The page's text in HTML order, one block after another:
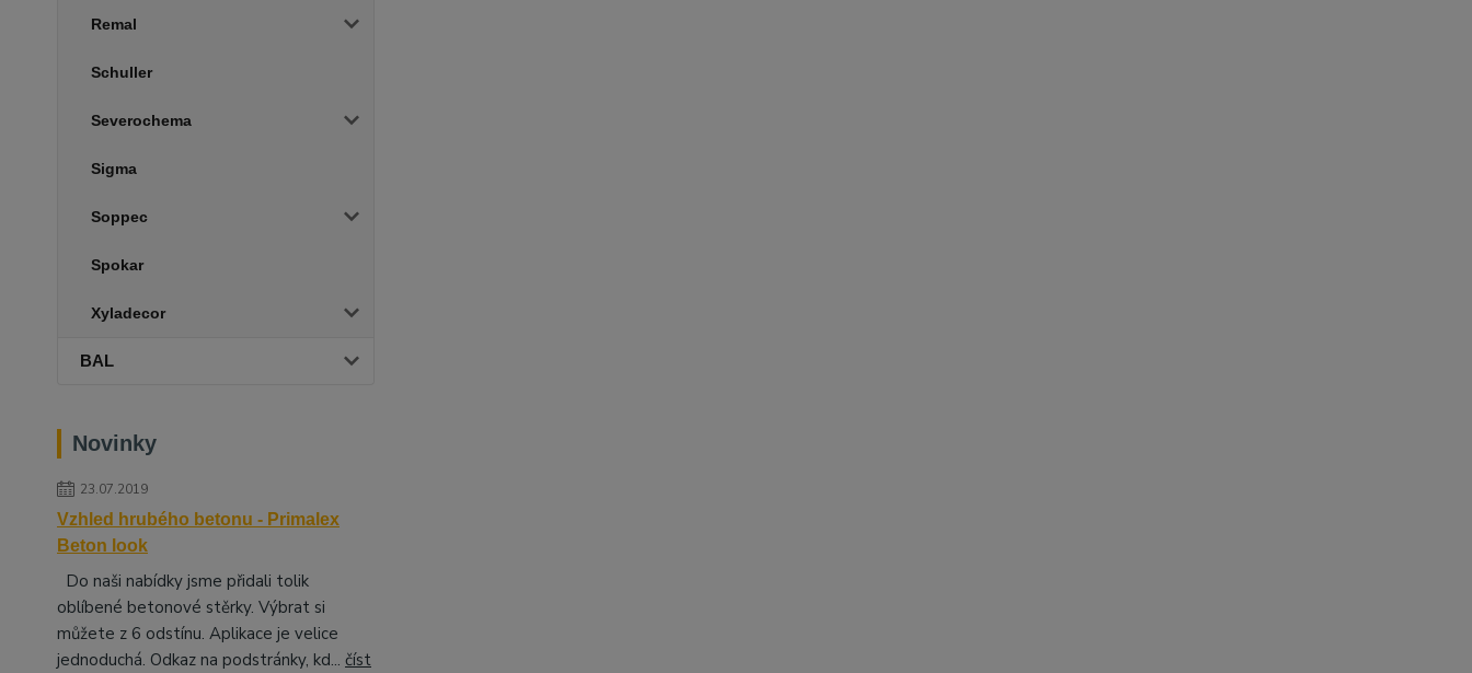
Remal
Schuller
Severochema
Sigma
Soppec
Spokar
Xyladecor
BAL
Novinky
23.07.2019
Vzhled hrubého betonu - Primalex
Beton look
Do naši nabídky jsme přidali tolik
oblíbené betonové stěrky. Výbrat si
můžete z 6 odstínu. Aplikace je velice
jednoduchá. Odkaz na podstránky, kd... číst